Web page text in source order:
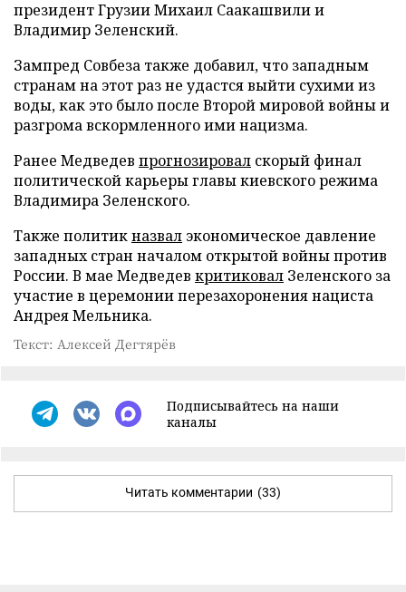
президент Грузии Михаил Саакашвили и
Владимир Зеленский.
Зампред Совбеза также добавил, что западным
странам на этот раз не удастся выйти сухими из
воды, как это было после Второй мировой войны и
разгрома вскормленного ими нацизма.
Ранее Медведев прогнозировал скорый финал
политической карьеры главы киевского режима
Владимира Зеленского.
Также политикназвал экономическое давление
западных стран началом открытой войны против
России. В мае Медведев критиковал Зеленского за
участие в церемонии перезахоронения нациста
Андрея Мельника.
Текст: Алексей Дегтярёв
Подписывайтесь на наши
каналы
Читать комментарии (33)